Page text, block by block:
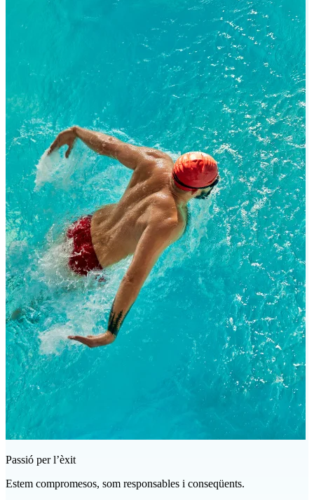
Passió per l’èxit
Estem compromesos, som responsables i conseqüents.